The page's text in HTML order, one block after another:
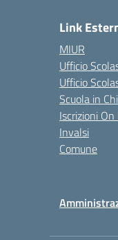
Link
MIUR
Ufficio
Ufficio
Scuola in
Iscrizioni
Invalsi
Comune